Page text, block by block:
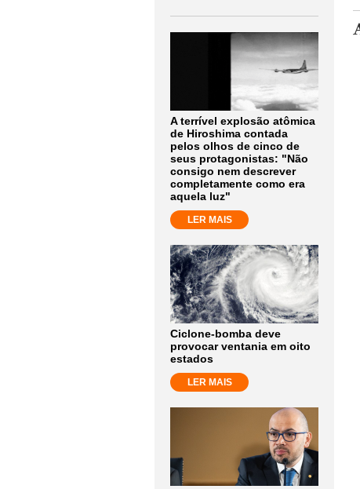
A terrível explosão atômica
de Hiroshima contada
pelos olhos de cinco de
seus protagonistas: "Não
consigo nem descrever
completamente como era
aquela luz"
LER MAIS
Ciclone-bomba deve
provocar ventania em oito
estados
LER MAIS